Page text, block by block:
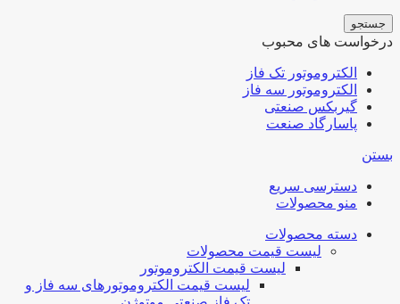
جستجو
درخواست های محبوب
الکتروموتور تک فاز
الکتروموتور سه فاز
گیربکس صنعتی
پاسارگاد صنعت
بستن
دسترسی سریع
منو محصولات
دسته محصولات
لیست قیمت محصولات
لیست قیمت الکتروموتور
لیست قیمت الکتروموتورهای سه فاز و